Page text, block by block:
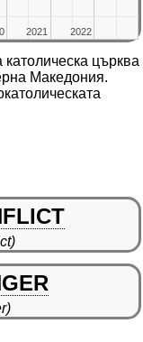
2021
2021 2022
2022
църква
Македония.